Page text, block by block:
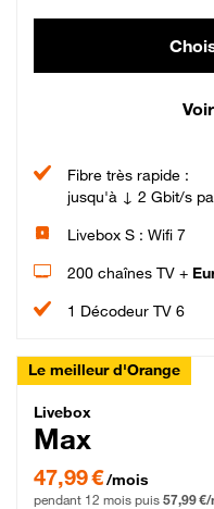
Fibre très rapide :
jusqu'à ↓ 2 Gbit/s
Livebox S : Wifi 7
200 chaînes TV +
1 Décodeur TV 6
Le meilleur d'Orange
Livebox Max
Livebox
Max
47,99 € par mois pendant 12
47,99 €/mois
pendant 12 mois puis 57,99